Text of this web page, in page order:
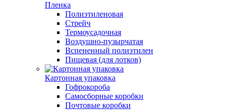
Пленка
Полиэтиленовая
Стрейч
Термоусадочная
Воздушно-пузырчатая
Вспененный полиэтилен
Пищевая (для лотков)
Картонная упаковка
Гофрокороба
Самосборные коробки
Почтовые коробки